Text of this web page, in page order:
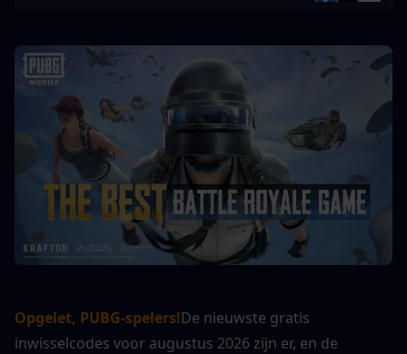
Opgelet, PUBG-spelers!De nieuwste gratis
inwisselcodes voor augustus 2026 zijn er, en de